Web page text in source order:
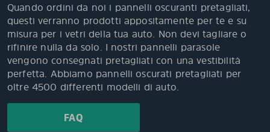
Quando ordini da noi i pannelli oscuranti pretagliati,
questi verranno prodotti appositamente per te e su
misura per i vetri della tua auto. Non devi tagliare o
rifinire nulla da solo. I nostri pannelli parasole
vengono consegnati pretagliati con una vestibilità
perfetta. Abbiamo pannelli oscurati pretagliati per
oltre 4500 differenti modelli di auto.
FAQ